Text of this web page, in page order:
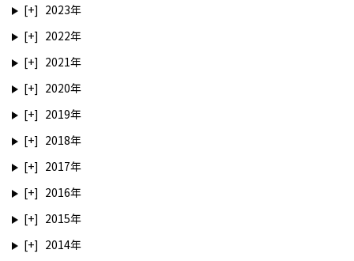
2023
2022
2021
2020
2019
2018
2017
2016
2015
2014